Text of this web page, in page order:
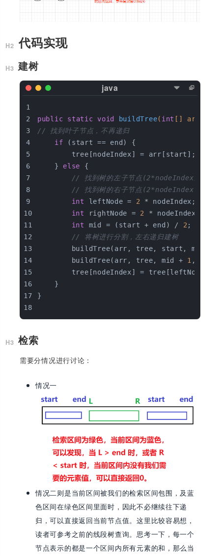
代码实现
建树
public static void buildTree( int [] arr,
// 找到叶子节点，不再递归
if (start == end) {
        tree[nodeIndex] = arr[start];
    }
else {
// 找到树的左子节点(2*nodeIndex)
// 找到树的右子节点(2*nodeIndex +1)
int
leftNode = 2 * nodeIndex;
int
rightNode = 2 * nodeIndex +
int
mid = (start + end) / 2 ;
// 将树进行分割，左右递归建树
buildTree(arr, tree, start, mid,
        buildTree(arr, tree, mid +
1 ,
tree[nodeIndex] = tree[leftNode]
    }
}
检索
需要分情况进行讨论：
情况一
情况二则是当前区间被我们的检索区间包围，及蓝
色区间在绿色区间里面时，因此不必继续往下递
归，可以直接返回当前节点值。这里比较容易想，
读者可参考之前的线段树查询。思考一下，每一个
节点表示的都是一个区间内所有元素的和，那么当